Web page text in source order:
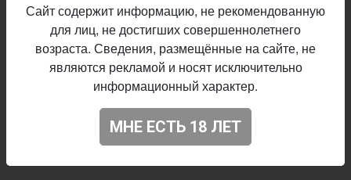
Алкоголь:
6,8%
Горечь:
27 IBU
обавки:
Chocolate
Начало
10.01.2020
4.072
Сайт содержит информацию, не рекомендованную
для лиц, не достигших совершеннолетнего
возраста. Сведения, размещённые на сайте, не
являются рекламой и носят исключительно
информационный характер.
МНЕ ЕСТЬ 18 ЛЕТ